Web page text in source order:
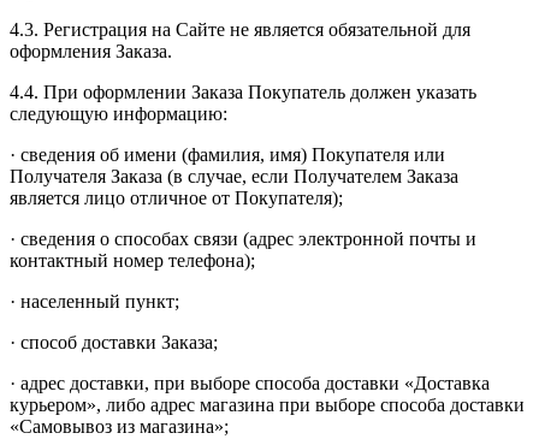
4.3. Регистрация на Сайте не является обязательной для
оформления Заказа.
4.4. При оформлении Заказа Покупатель должен указать
следующую информацию:
· сведения об имени (фамилия, имя) Покупателя или
Получателя Заказа (в случае, если Получателем Заказа
является лицо отличное от Покупателя);
· сведения о способах связи (адрес электронной почты и
контактный номер телефона);
· населенный пункт;
· способ доставки Заказа;
· адрес доставки, при выборе способа доставки «Доставка
курьером», либо адрес магазина при выборе способа доставки
«Самовывоз из магазина»;